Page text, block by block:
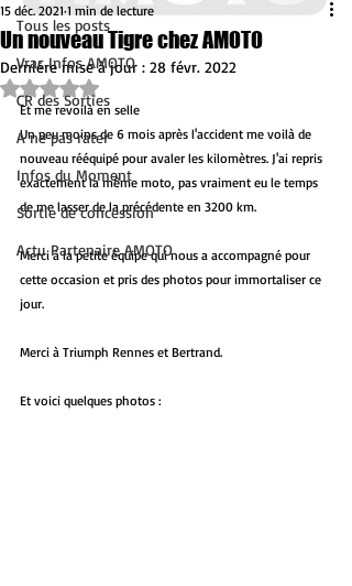
Tous les posts
Vrac Infos AMOTO
CR des Sorties
A ne pas rater
Infos du Moment
Sortie de concession
Actu Partenaire AMOTO
Un nouveau Tigre chez AMOTO
15 déc. 2021 1 min de lecture
Dernière mise à jour : 28 févr. 2022
Noté NaN étoiles sur 5.
Et me revoilà en selle
Un peu moins de 6 mois après l'accident me voilà de
nouveau rééquipé pour avaler les kilomètres. J'ai repris
exactement la même moto, pas vraiment eu le temps
de me lasser de la précédente en 3200 km.
Merci à la petite équipe qui nous a accompagné pour
cette occasion et pris des photos pour immortaliser ce
jour.
Merci à Triumph Rennes et Bertrand.
Et voici quelques photos :